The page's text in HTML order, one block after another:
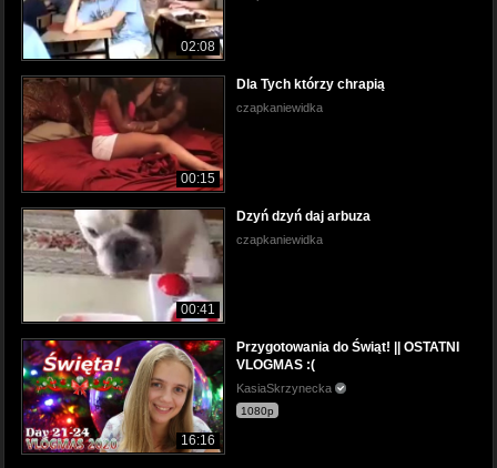
02:08
00:15
Dla Tych którzy chrapią
czapkaniewidka
00:41
Dzyń dzyń daj arbuza
czapkaniewidka
16:16
Przygotowania do Świąt! || OSTATNI
VLOGMAS :(
KasiaSkrzynecka
1080p